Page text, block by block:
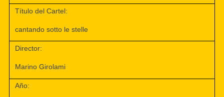
Título del Cartel:
cantando sotto le stelle
Director:
Marino Girolami
Año: